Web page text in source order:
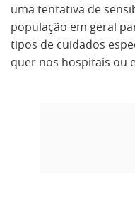
uma tentativa de
população em geral
tipos de cuidados
quer nos hospitais ou